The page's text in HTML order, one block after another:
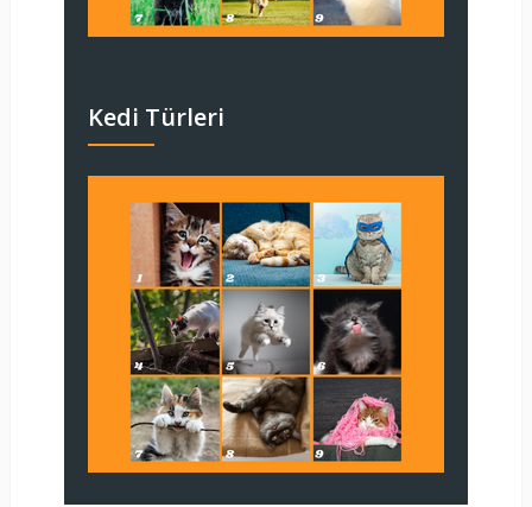
Kedi Türleri